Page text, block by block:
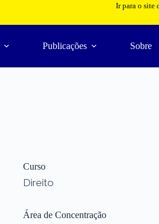
Ir para o site
Publicações Sobre
Curso
Direito
Área de Concentração